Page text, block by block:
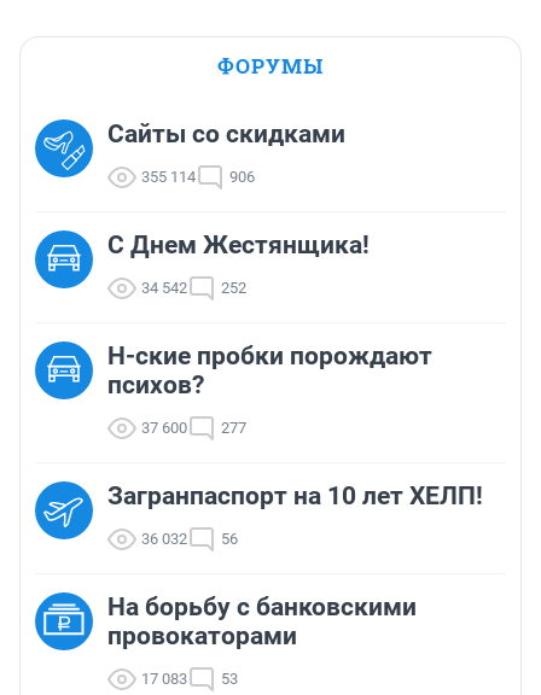
ФОРУМЫ
Сайты со скидками
355 114 906
С Днем Жестянщика!
34 542 252
Н-ские пробки порождают
психов?
37 600 277
Загранпаспорт на 10 лет ХЕЛП!
36 032 56
На борьбу с банковскими
провокаторами
17 083 53